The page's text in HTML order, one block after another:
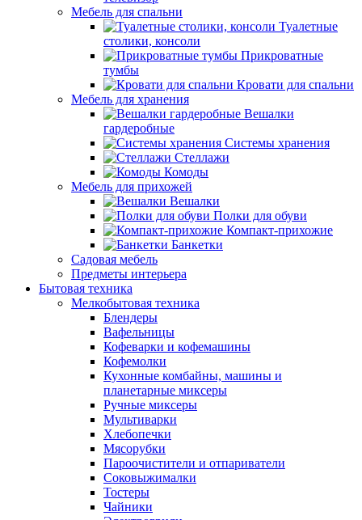
Мебель для спальни
Туалетные
столики, консоли
Прикроватные
тумбы
Кровати для спальни
Мебель для хранения
Вешалки
гардеробные
Системы хранения
Стеллажи
Комоды
Мебель для прихожей
Вешалки
Полки для обуви
Компакт-прихожие
Банкетки
Садовая мебель
Предметы интерьера
Бытовая техника
Мелкобытовая техника
Блендеры
Вафельницы
Кофеварки и кофемашины
Кофемолки
Кухонные комбайны, машины и
планетарные миксеры
Ручные миксеры
Мультиварки
Хлебопечки
Мясорубки
Пароочистители и отпариватели
Соковыжималки
Тостеры
Чайники